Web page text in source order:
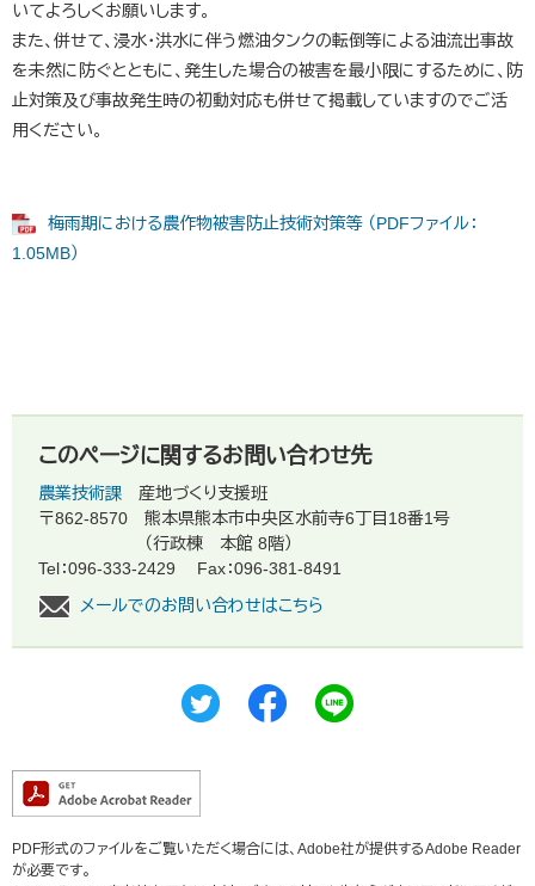
いてよろしくお願いします。
また、併せて、浸水・洪水に伴う燃油タンクの転倒等による油流出事故
を未然に防ぐとともに、発生した場合の被害を最小限にするために、防
止対策及び事故発生時の初動対応も併せて掲載していますのでご活
用ください。
梅雨期における農作物被害防止技術対策等 （PDFファイル：
1.05MB）
このページに関するお問い合わせ先
農業技術課
産地づくり支援班
〒862-8570
熊本県熊本市中央区水前寺6丁目18番1号
（行政棟 本館 8階）
Tel：096-333-2429
Fax：096-381-8491
メールでのお問い合わせはこちら
PDF形式のファイルをご覧いただく場合には、Adobe社が提供するAdobe Reader
が必要です。